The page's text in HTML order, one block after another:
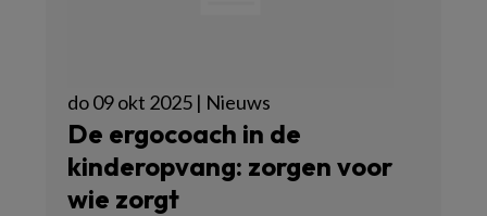
do 09 okt 2025 | Nieuws
De ergocoach in de
kinderopvang: zorgen voor
wie zorgt